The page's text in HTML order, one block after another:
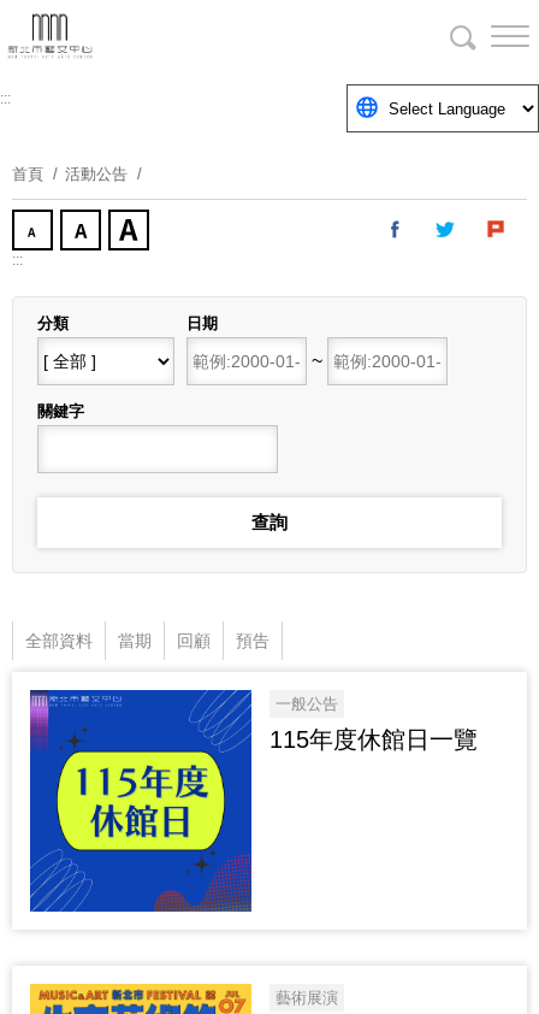
到
要
塊
:::
首頁 活動公告
:::
分類
日期
開始日期
~
關鍵字
全部資料 當期 回顧 預告
一般公告
115年度休館日一覽
藝術展演